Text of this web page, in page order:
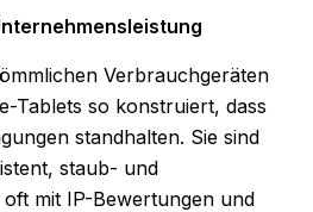
Verbrauchgeräten
Tablets so konstruiert, dass
standhalten. Sie sind
staub- und
mit IP-Bewertungen und